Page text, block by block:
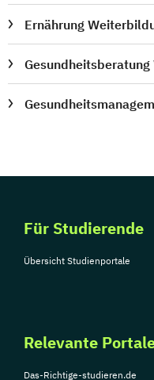
Ernährung
Für Studierende
Übersicht Studienportale
Relevante
Das-Richtige-studieren.de